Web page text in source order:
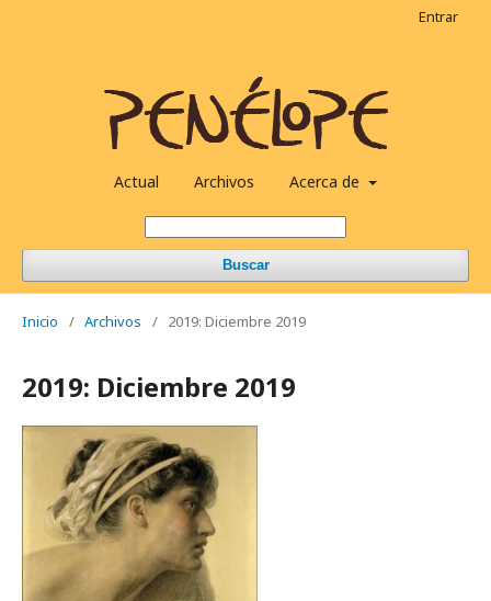
Actual Archivos Acerca de
Buscar
Entrar
Inicio / Archivos / 2019: Diciembre 2019
2019: Diciembre 2019